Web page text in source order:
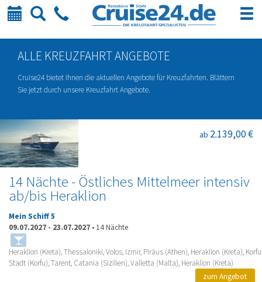
Kalender
SucheTelefon
ALLE KREUZFAHRT ANGEBOTE
Cruise24 bietet ihnen die aktuellen Angebote für Kreuzfahrten. Blättern
Sie jetzt durch unsere Kreuzfahrt Angebote.
14 Nächte - Östliches Mittelmeer intensiv
ab/bis Heraklion
ab 2.139,00 €
Mein Schiff 5
09.07.2027 - 23.07.2027 • 14 Nächte
Heraklion (Kreta), Thessaloniki, Volos, Izmir, Piräus (Athen), Heraklion (Kreta), Korfu
Stadt (Korfu), Tarent, Catania (Sizilien), Valletta (Malta), Heraklion (Kreta)
zum Angebot